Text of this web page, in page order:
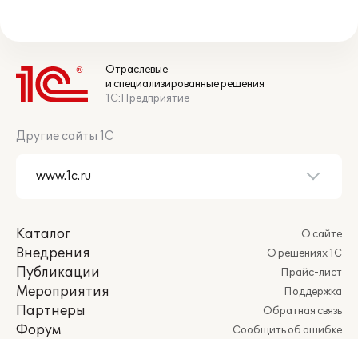
Отраслевые
и специализированные решения
1С:Предприятие
Другие сайты 1С
Каталог
Внедрения
Публикации
Мероприятия
Партнеры
Форум
О сайте
О решениях 1С
Прайс-лист
Поддержка
Обратная связь
Сообщить об ошибке